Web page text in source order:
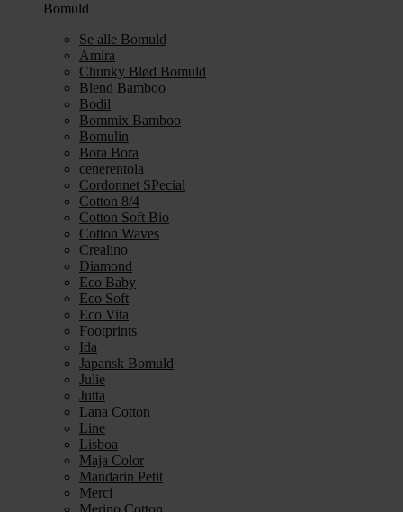
Bomuld
Se alle Bomuld
Amira
Chunky Blød Bomuld
Blend Bamboo
Bodil
Bommix Bamboo
Bomulin
Bora Bora
cenerentola
Cordonnet SPecial
Cotton 8/4
Cotton Soft Bio
Cotton Waves
Crealino
Diamond
Eco Baby
Eco Soft
Eco Vita
Footprints
Ida
Japansk Bomuld
Julie
Jutta
Lana Cotton
Line
Lisboa
Maja Color
Mandarin Petit
Merci
Merino Cotton